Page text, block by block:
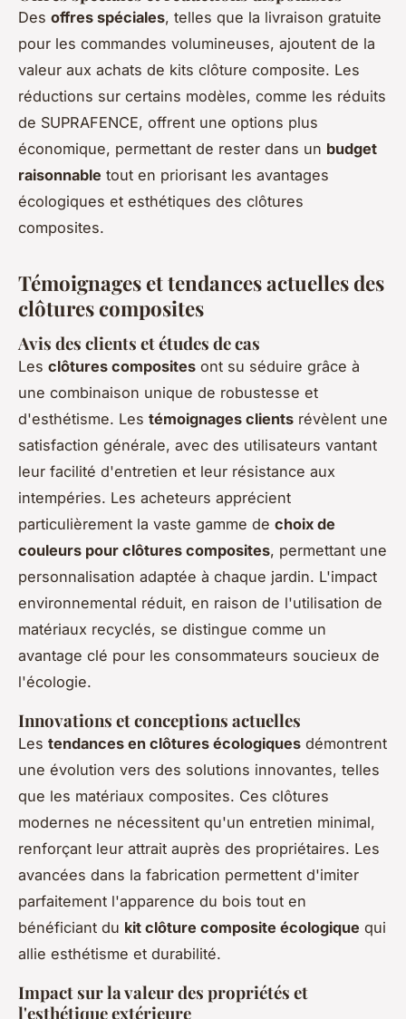
Des offres spéciales, telles que la livraison gratuite
pour les commandes volumineuses, ajoutent de la
valeur aux achats de kits clôture composite. Les
réductions sur certains modèles, comme les réduits
de SUPRAFENCE, offrent une options plus
économique, permettant de rester dans un budget
raisonnable tout en priorisant les avantages
écologiques et esthétiques des clôtures
composites.
Témoignages et tendances actuelles des
clôtures composites
Avis des clients et études de cas
Les clôtures composites ont su séduire grâce à
une combinaison unique de robustesse et
d'esthétisme. Les témoignages clients révèlent une
satisfaction générale, avec des utilisateurs vantant
leur facilité d'entretien et leur résistance aux
intempéries. Les acheteurs apprécient
particulièrement la vaste gamme de choix de
couleurs pour clôtures composites, permettant une
personnalisation adaptée à chaque jardin. L'impact
environnemental réduit, en raison de l'utilisation de
matériaux recyclés, se distingue comme un
avantage clé pour les consommateurs soucieux de
l'écologie.
Innovations et conceptions actuelles
Les tendances en clôtures écologiques démontrent
une évolution vers des solutions innovantes, telles
que les matériaux composites. Ces clôtures
modernes ne nécessitent qu'un entretien minimal,
renforçant leur attrait auprès des propriétaires. Les
avancées dans la fabrication permettent d'imiter
parfaitement l'apparence du bois tout en
bénéficiant du kit clôture composite écologique qui
allie esthétisme et durabilité.
Impact sur la valeur des propriétés et
l'esthétique extérieure